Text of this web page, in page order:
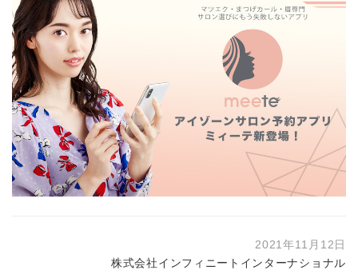
2021年11月12日
株式会社インフィニートインターナショナル